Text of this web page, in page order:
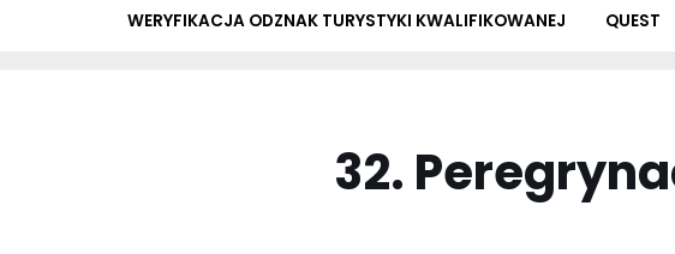
WERYFIKACJA ODZNAK TURYSTYKI KWALIFIKOWANEJ
QUEST
32.